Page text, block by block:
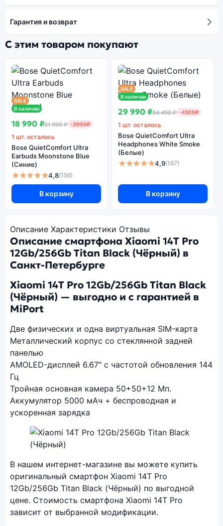
Гарантия и возврат
С этим товаром покупают
SALE
В наличии
18 990 ₽21 990 ₽ -3000₽
1 шт. осталось
Bose QuietComfort Ultra
Earbuds Moonstone Blue
(Синие)
★★★★★4,8(156)
В корзину
SALE
В наличии
29 990 ₽34 490 ₽ -4500₽
1 шт. осталось
Bose QuietComfort Ultra
Headphones White Smoke
(Белые)
★★★★★4,9(167)
В корзину
Описание Характеристики Отзывы
Описание смартфона Xiaomi 14T Pro
12Gb/256Gb Titan Black (Чёрный) в
Санкт-Петербурге
Xiaomi 14T Pro 12Gb/256Gb Titan Black
(Чёрный) — выгодно и с гарантией в
MiPort
Две физических и одна виртуальная SIM-карта
Металлический корпус со стеклянной задней
панелью
AMOLED-дисплей 6.67" с частотой обновления 144
Гц
Тройная основная камера 50+50+12 Мп.
Аккумулятор 5000 мАч + беспроводная и
ускоренная зарядка
В нашем интернет-магазине вы можете купить
оригинальный смартфон Xiaomi 14T Pro
12Gb/256Gb Titan Black (Чёрный) по выгодной
цене. Стоимость смартфона Xiaomi 14T Pro
зависит от выбранной модификации.